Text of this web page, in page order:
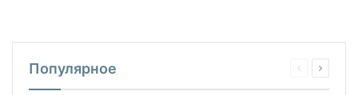
Популярное